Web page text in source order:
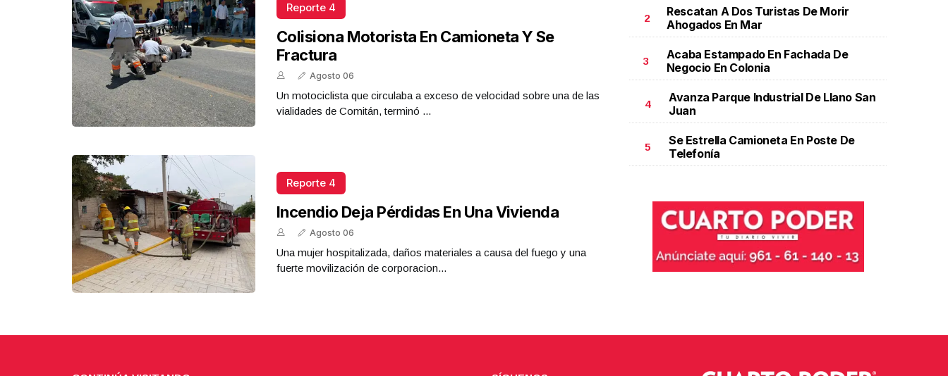
Reporte 4
Colisiona Motorista En Camioneta Y Se
Fractura
Agosto 06
Un motociclista que circulaba a exceso de velocidad sobre una de las
vialidades de Comitán, terminó ...
Reporte 4
Incendio Deja Pérdidas En Una Vivienda
Agosto 06
Una mujer hospitalizada, daños materiales a causa del fuego y una
fuerte movilización de corporacion...
REPORTE4 | 03 10 2025 con Rodolfo Flores
Una emotiva jubilación en educación especial
emotiva jubilación en educación especial
Octubre 04 l
2
Rescatan A Dos Turistas De Morir
Ahogados En Mar
3
Acaba Estampado En Fachada De
Negocio En Colonia
4
Avanza Parque Industrial De Llano San
Juan
5
Se Estrella Camioneta En Poste De
Telefonía